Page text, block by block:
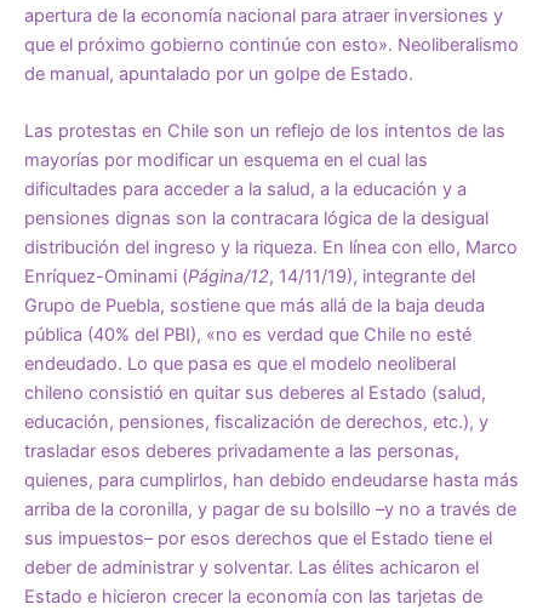
apertura de la economía nacional para atraer inversiones y
que el próximo gobierno continúe con esto». Neoliberalismo
de manual, apuntalado por un golpe de Estado.
Las protestas en Chile son un reflejo de los intentos de las
mayorías por modificar un esquema en el cual las
dificultades para acceder a la salud, a la educación y a
pensiones dignas son la contracara lógica de la desigual
distribución del ingreso y la riqueza. En línea con ello, Marco
Enríquez-Ominami (Página/12, 14/11/19), integrante del
Grupo de Puebla, sostiene que más allá de la baja deuda
pública (40% del PBI), «no es verdad que Chile no esté
endeudado. Lo que pasa es que el modelo neoliberal
chileno consistió en quitar sus deberes al Estado (salud,
educación, pensiones, fiscalización de derechos, etc.), y
trasladar esos deberes privadamente a las personas,
quienes, para cumplirlos, han debido endeudarse hasta más
arriba de la coronilla, y pagar de su bolsillo –y no a través de
sus impuestos– por esos derechos que el Estado tiene el
deber de administrar y solventar. Las élites achicaron el
Estado e hicieron crecer la economía con las tarjetas de